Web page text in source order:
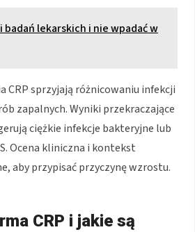
lekarskich i nie wpadać w
CRP sprzyjają różnicowaniu infekcji
zapalnych. Wyniki przekraczające
ciężkie infekcje bakteryjne lub
Ocena kliniczna i kontekst
aby przypisać przyczynę wzrostu.
CRP i jakie są